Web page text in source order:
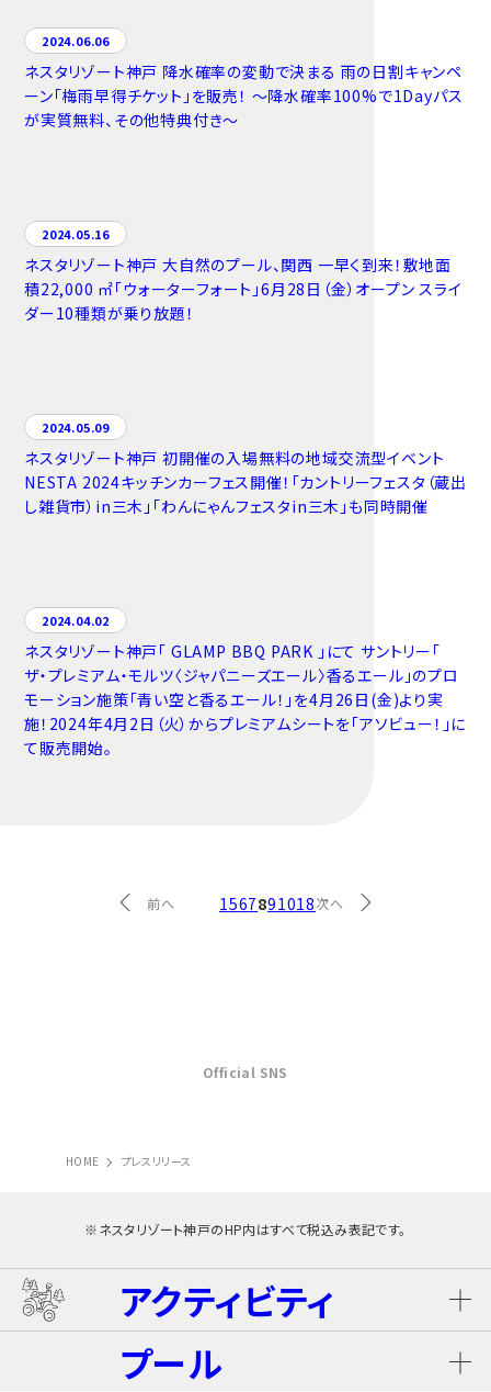
2024.06.06
ネスタリゾート神戸 降水確率の変動で決まる 雨の日割キャンペ
ーン「梅雨早得チケット」を販売！ ～降水確率100%で1Dayパス
が実質無料、その他特典付き～
2024.05.16
ネスタリゾート神戸 大自然のプール、関西 一早く到来！敷地面
積22,000 ㎡「ウォーターフォート」6月28日（金）オープン スライ
ダー10種類が乗り放題！
2024.05.09
ネスタリゾート神戸 初開催の入場無料の地域交流型イベント
NESTA 2024キッチンカーフェス開催！「カントリーフェスタ（蔵出
し雑貨市）in三木」「わんにゃんフェスタin三木」も同時開催
2024.04.02
ネスタリゾート神戸「 GLAMP BBQ PARK 」にて サントリー「
ザ・プレミアム・モルツ〈ジャパニーズエール〉香るエール」のプロ
モーション施策「青い空と香るエール！」を4月26日(金)より実
施！2024年4月2日（火）からプレミアムシートを「アソビュー！」に
て販売開始。
前へ 1567891018次へ
HOME プレスリリース
※ネスタリゾート神戸のHP内はすべて税込み表記です。
アクティビティ
ネスタ･バギーツアー（別途有料）
プール
Official SNS